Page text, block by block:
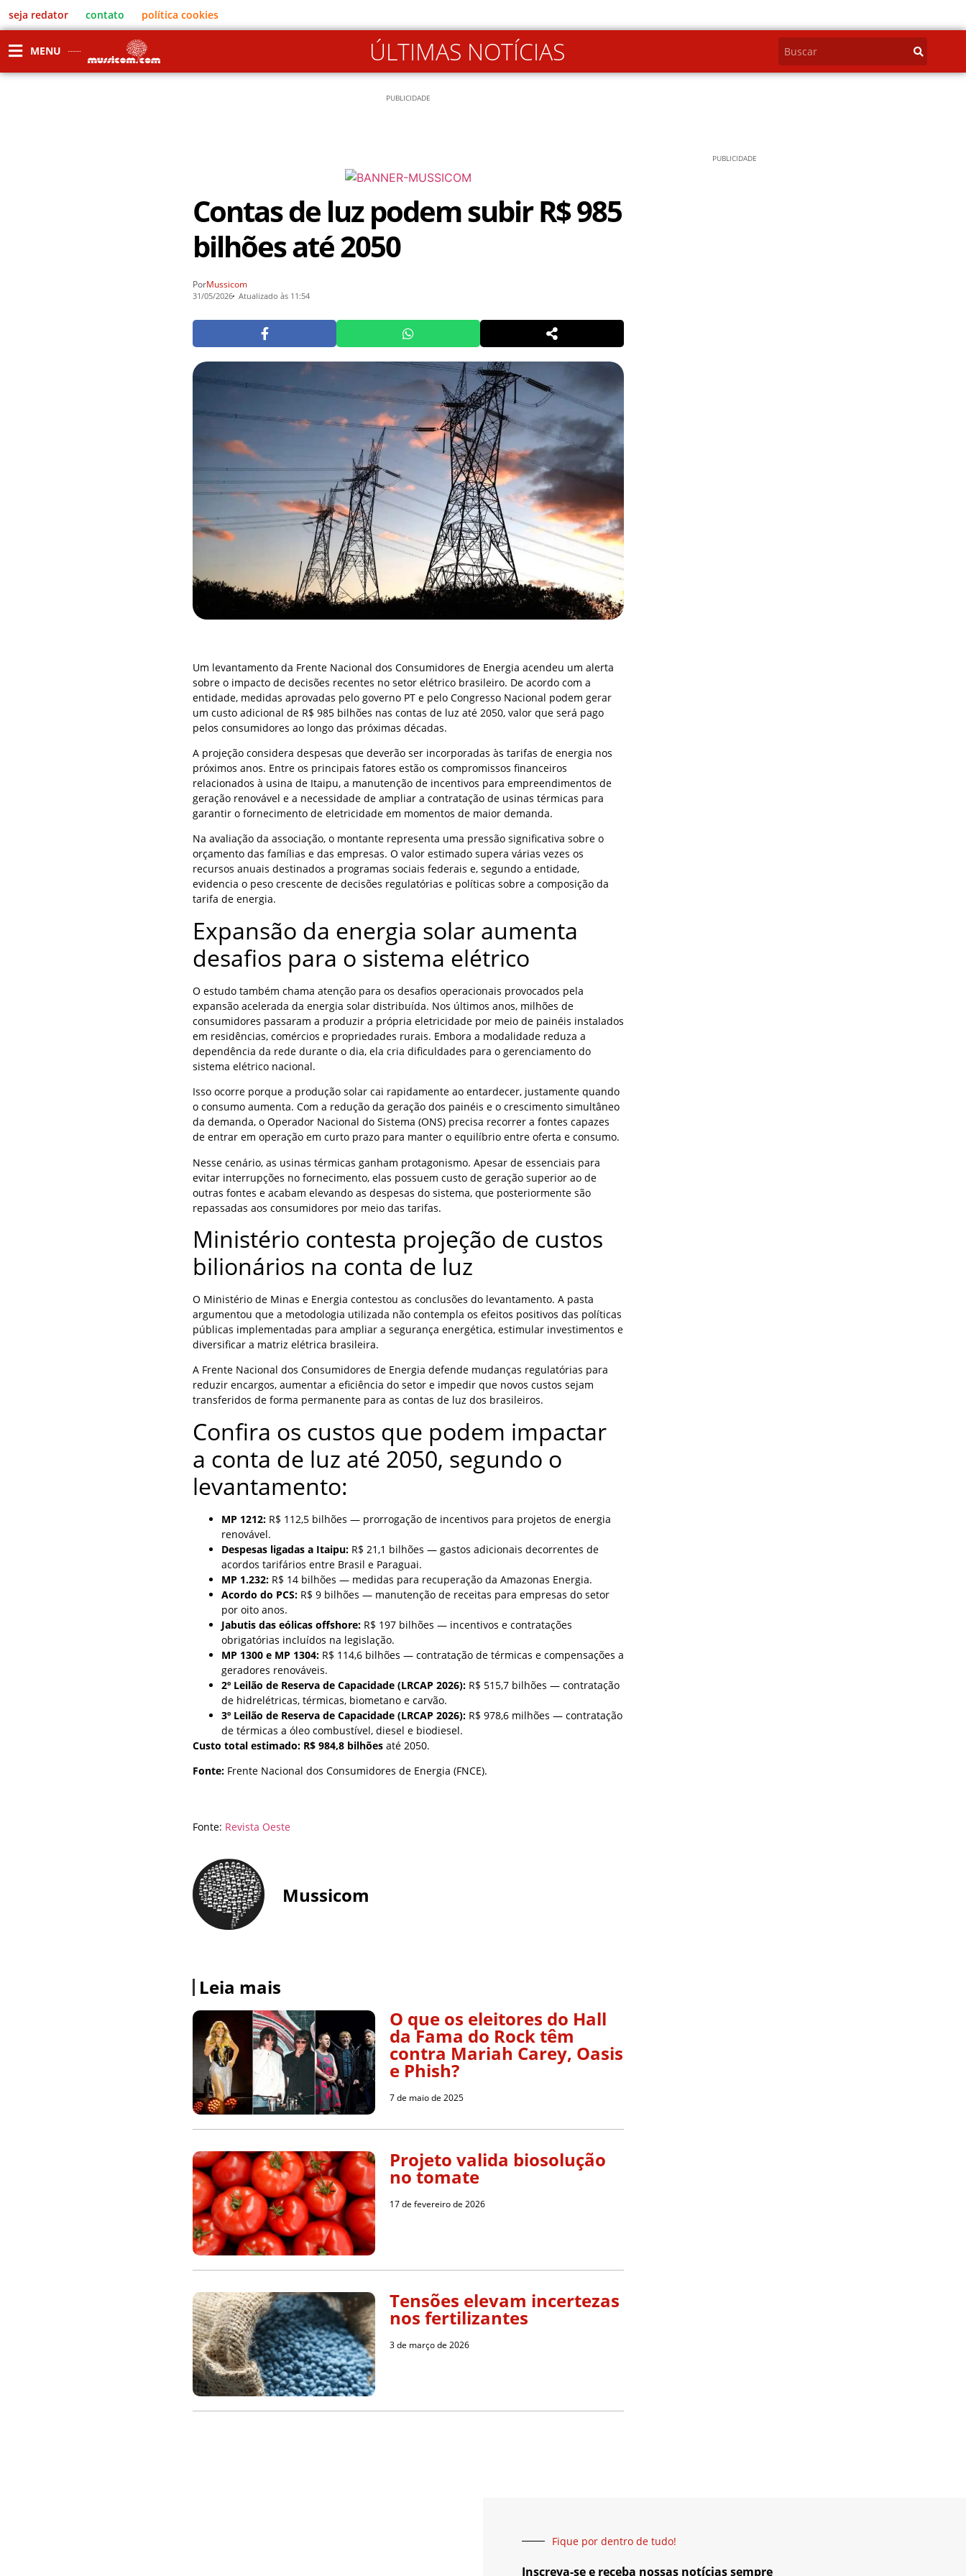
seja redator contato política cookies
MENU ÚLTIMAS NOTÍCIAS
PUBLICIDADE
Contas de luz podem subir R$ 985
bilhões até 2050
PorMussicom
31/05/2026 Atualizado às 11:54
Um levantamento da Frente Nacional dos Consumidores de Energia acendeu um alerta
sobre o impacto de decisões recentes no setor elétrico brasileiro. De acordo com a
entidade, medidas aprovadas pelo governo PT e pelo Congresso Nacional podem gerar
um custo adicional de R$ 985 bilhões nas contas de luz até 2050, valor que será pago
pelos consumidores ao longo das próximas décadas.
A projeção considera despesas que deverão ser incorporadas às tarifas de energia nos
próximos anos. Entre os principais fatores estão os compromissos financeiros
relacionados à usina de Itaipu, a manutenção de incentivos para empreendimentos de
geração renovável e a necessidade de ampliar a contratação de usinas térmicas para
garantir o fornecimento de eletricidade em momentos de maior demanda.
Na avaliação da associação, o montante representa uma pressão significativa sobre o
orçamento das famílias e das empresas. O valor estimado supera várias vezes os
recursos anuais destinados a programas sociais federais e, segundo a entidade,
evidencia o peso crescente de decisões regulatórias e políticas sobre a composição da
tarifa de energia.
Expansão da energia solar aumenta
desafios para o sistema elétrico
O estudo também chama atenção para os desafios operacionais provocados pela
expansão acelerada da energia solar distribuída. Nos últimos anos, milhões de
consumidores passaram a produzir a própria eletricidade por meio de painéis instalados
em residências, comércios e propriedades rurais. Embora a modalidade reduza a
dependência da rede durante o dia, ela cria dificuldades para o gerenciamento do
sistema elétrico nacional.
Isso ocorre porque a produção solar cai rapidamente ao entardecer, justamente quando
o consumo aumenta. Com a redução da geração dos painéis e o crescimento simultâneo
da demanda, o Operador Nacional do Sistema (ONS) precisa recorrer a fontes capazes
de entrar em operação em curto prazo para manter o equilíbrio entre oferta e consumo.
Nesse cenário, as usinas térmicas ganham protagonismo. Apesar de essenciais para
evitar interrupções no fornecimento, elas possuem custo de geração superior ao de
outras fontes e acabam elevando as despesas do sistema, que posteriormente são
repassadas aos consumidores por meio das tarifas.
Ministério contesta projeção de custos
bilionários na conta de luz
O Ministério de Minas e Energia contestou as conclusões do levantamento. A pasta
argumentou que a metodologia utilizada não contempla os efeitos positivos das políticas
públicas implementadas para ampliar a segurança energética, estimular investimentos e
diversificar a matriz elétrica brasileira.
A Frente Nacional dos Consumidores de Energia defende mudanças regulatórias para
reduzir encargos, aumentar a eficiência do setor e impedir que novos custos sejam
transferidos de forma permanente para as contas de luz dos brasileiros.
Confira os custos que podem impactar
a conta de luz até 2050, segundo o
levantamento:
MP 1212: R$ 112,5 bilhões — prorrogação de incentivos para projetos de energia
renovável.
Despesas ligadas a Itaipu: R$ 21,1 bilhões — gastos adicionais decorrentes de
acordos tarifários entre Brasil e Paraguai.
MP 1.232: R$ 14 bilhões — medidas para recuperação da Amazonas Energia.
Acordo do PCS: R$ 9 bilhões — manutenção de receitas para empresas do setor
por oito anos.
Jabutis das eólicas offshore: R$ 197 bilhões — incentivos e contratações
obrigatórias incluídos na legislação.
MP 1300 e MP 1304: R$ 114,6 bilhões — contratação de térmicas e compensações a
geradores renováveis.
2º Leilão de Reserva de Capacidade (LRCAP 2026): R$ 515,7 bilhões — contratação
de hidrelétricas, térmicas, biometano e carvão.
3º Leilão de Reserva de Capacidade (LRCAP 2026): R$ 978,6 milhões — contratação
de térmicas a óleo combustível, diesel e biodiesel.
Custo total estimado: R$ 984,8 bilhões até 2050.
Fonte: Frente Nacional dos Consumidores de Energia (FNCE).
Fonte: Revista Oeste
Mussicom
Leia mais
O que os eleitores do Hall
da Fama do Rock têm
contra Mariah Carey, Oasis
e Phish?
7 de maio de 2025
Projeto valida biosolução
no tomate
17 de fevereiro de 2026
Tensões elevam incertezas
nos fertilizantes
3 de março de 2026
PUBLICIDADE
Fique por dentro de tudo!
Inscreva-se e receba nossas notícias sempre